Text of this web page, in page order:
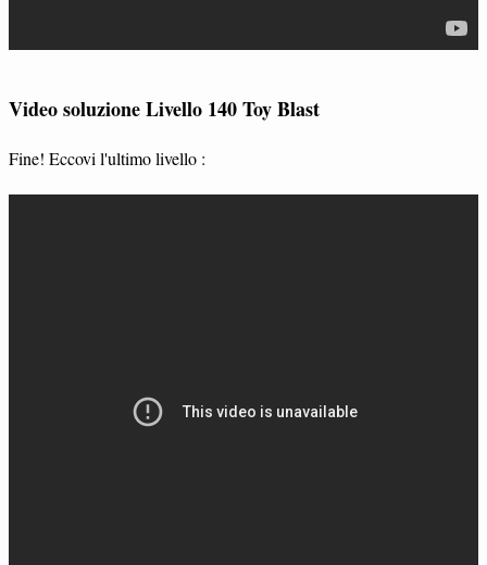
Video soluzione Livello 140 Toy Blast
Fine! Eccovi l'ultimo livello :